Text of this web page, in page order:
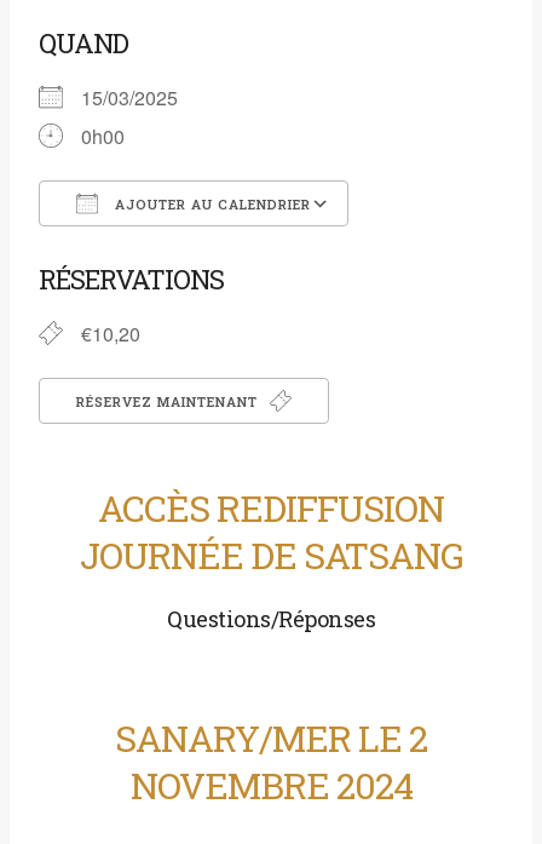
QUAND
15/03/2025
0h00
AJOUTER AU CALENDRIER
RÉSERVATIONS
€10,20
RÉSERVEZ MAINTENANT
ACCÈS REDIFFUSION
JOURNÉE DE SATSANG
Questions/Réponses
SANARY/MER LE 2
NOVEMBRE 2024